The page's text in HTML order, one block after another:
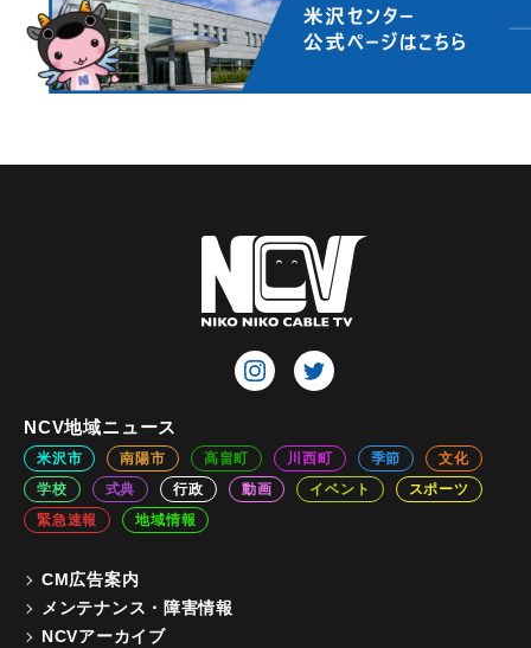
NCV地域ニュース
米沢市 南陽市 高畠町 川西町 季節
文化
学校
式典 行政 動画 イベント
スポーツ
緊急速報
地域情報
CM広告案内
メンテナンス・障害情報
NCVアーカイブ